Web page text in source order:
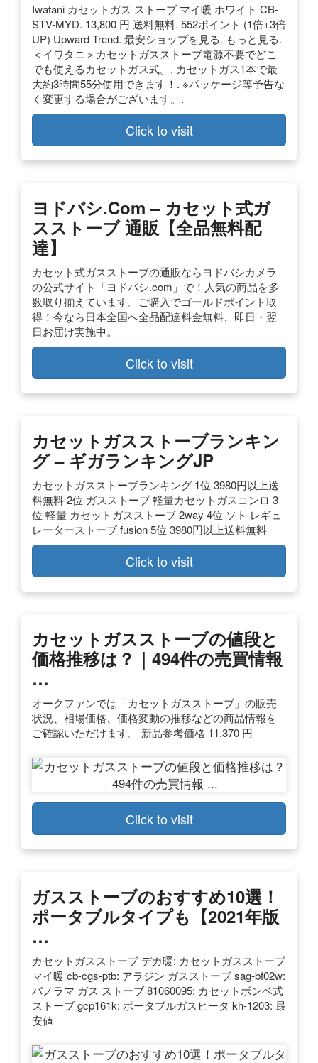
Iwatani カセットガス ストーブ マイ暖 ホワイト CB-
STV-MYD. 13,800 円 送料無料. 552ポイント (1倍+3倍
UP) Upward Trend. 最安ショップを見る. もっと見る.
＜イワタニ＞カセットガスストーブ電源不要でどこ
でも使えるカセットガス式。. カセットガス1本で最
大約3時間55分使用できます！. ※パッケージ等予告な
く変更する場合がございます。.
Click to visit
ヨドバシ.com – カセット式ガ
スストーブ 通販【全品無料配
達】
カセット式ガスストーブの通販ならヨドバシカメラ
の公式サイト「ヨドバシ.com」で！人気の商品を多
数取り揃えています。ご購入でゴールドポイント取
得！今なら日本全国へ全品配達料金無料、即日・翌
日お届け実施中。
Click to visit
カセットガスストーブランキン
グ – ギガランキングJP
カセットガスストーブランキング 1位 3980円以上送
料無料 2位 ガスストーブ 軽量カセットガスコンロ 3
位 軽量 カセットガスストーブ 2way 4位 ソト レギュ
レーターストーブ fusion 5位 3980円以上送料無料
Click to visit
カセットガスストーブの値段と
価格推移は？｜494件の売買情報
…
オークファンでは「カセットガスストーブ」の販売
状況、相場価格、価格変動の推移などの商品情報を
ご確認いただけます。 新品参考価格 11,370 円
Click to visit
ガスストーブのおすすめ10選！
ポータブルタイプも【2021年版
…
カセットガスストーブ デカ暖: カセットガスストーブ
マイ暖 cb-cgs-ptb: アラジン ガスストーブ sag-bf02w:
パノラマ ガス ストーブ 81060095: カセットボンベ式
ストーブ gcp161k: ポータブルガスヒータ kh-1203: 最
安値